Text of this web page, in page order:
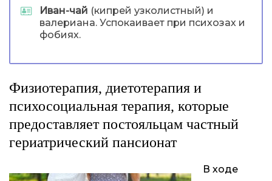
Иван-чай (кипрей узколистный) и
валериана. Успокаивает при психозах и
фобиях.
Физиотерапия, диетотерапия и
психосоциальная терапия, которые
предоставляет постояльцам частный
гериатрический пансионат
В ходе